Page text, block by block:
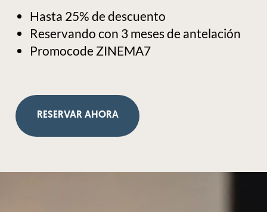
Hasta 25% de descuento
Reservando con 3 meses de antelación
Promocode ZINEMA7
RESERVAR AHORA